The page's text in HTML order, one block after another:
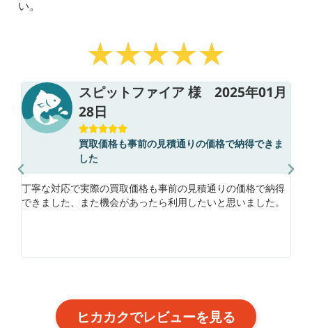
い。
スピットファイア 様 2025年01月
28日

買取価格も事前の見積通りの価格で納得できま
した
丁寧な対応で実際の買取価格も事前の見積通りの価格で納得
できました、また機会があったら利用したいと思いました。
た
ヒカカクでレビューを見る